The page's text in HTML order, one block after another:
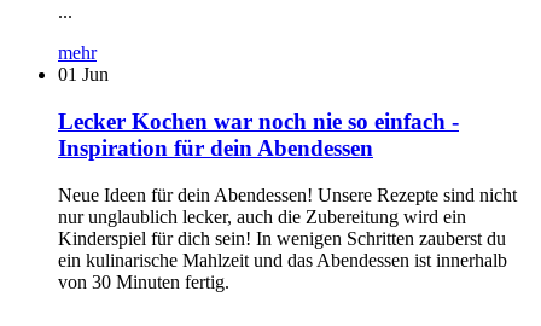
...
mehr
01 Jun
Lecker Kochen war noch nie so einfach -
Inspiration für dein Abendessen
Neue Ideen für dein Abendessen! Unsere Rezepte sind nicht
nur unglaublich lecker, auch die Zubereitung wird ein
Kinderspiel für dich sein! In wenigen Schritten zauberst du
ein kulinarische Mahlzeit und das Abendessen ist innerhalb
von 30 Minuten fertig.